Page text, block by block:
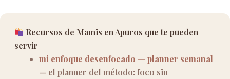
Recursos de Mamis en Apuros que te pueden
servir
mi enfoque desenfocado — planner semanal
— el planner del método: foco sin